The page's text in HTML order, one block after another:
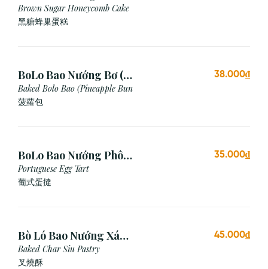
Cái)
Brown Sugar Honeycomb Cake
黑糖蜂巢蛋糕
BoLo Bao Nướng Bơ (1
Cái)
Baked Bolo Bao (Pineapple Bun
菠蘿包
38.000₫
BoLo Bao Nướng Phô
Mai (1 Cái)
Portuguese Egg Tart
葡式蛋撻
35.000₫
Bò Ló Bao Nướng Xá
Xíu (1 Cái)
Baked Char Siu Pastry
叉燒酥
45.000₫